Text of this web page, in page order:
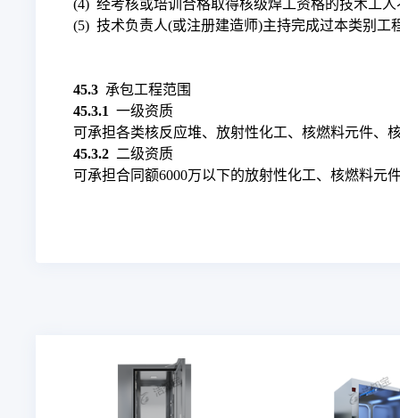
(4) 经考核或培训合格取得核级焊工资格的技术工人
(5) 技术负责人(或注册建造师)主持完成过本类别工
45.3 承包工程范围
45.3.1 一级资质
可承担各类核反应堆、放射性化工、核燃料元件、
45.3.2 二级资质
可承担合同额6000万以下的放射性化工、核燃料元